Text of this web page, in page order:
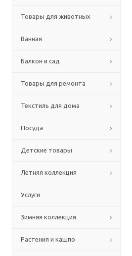
Товары для животных
Ванная
Балкон и сад
Товары для ремонта
Текстиль для дома
Посуда
Детские товары
Летняя коллекция
Услуги
Зимняя коллекция
Растения и кашпо